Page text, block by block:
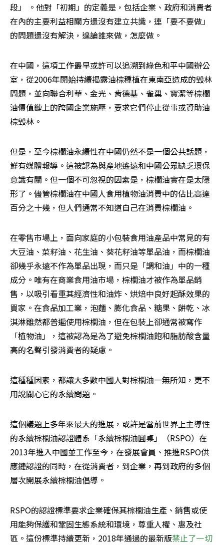
段」 。他對「初期」的定義是，包括企業、政府和消費者
在內的主要利益相關方還沒有建立共識，連「要不要做」
的問題還沒有解決，遑論誰來做，怎麼做。
在中國，這項工作最早或許可以追溯到綠色和平中國辦公
室，從2006年開始持續揭露油棕種植在東南亞造成的毀林
問題，並向聯合利華、金光、肯德基、雀巢、寶潔等棕櫚
油價值鏈上的跨國企業施壓，要求它們停止從事或資助油
棕毀林。
但是，至今棕櫚油永續性在中國仍然不是一個公共話題，
鮮有媒體報導。這被認為與產地遙遠和中國公眾缺乏環保
意識有關。但一個不可忽視的因素是，棕櫚油實在是太隱
形了。儘管棕櫚油在中國人食用植物油消費中的佔比高達
百分之十幾，但人們通常不知道自己在消費棕櫚油。
在零售市場上，面向家庭的小包裝食用油產品中常見的有
大豆油、菜籽油、花生油、葵花籽油等單品油，而棕櫚油
卻幾乎永遠不作為單品出現，而只是「調和油」中的一種
成分。唯有在商業食用油市場，棕櫚油才被作為單品銷
售，以吸引看重其經濟性和油炸、烘焙中良好起酥效果的
買家。在食品加工業，泡麵、膨化食品、糖果、餅乾、冰
淇淋雖然都普遍使用棕櫚油，但在包裝上卻通常被寫作
「植物油」，這被認為是為了避免棕櫚油飽和脂肪酸含量
高的名聲引發消費者的疑慮。
這種種因素，都讓大多數中國人對棕櫚油一無所知，更不
用說關心它的永續問題。
這個議題上多年來最大的進展，或許是當前世界上主導性
的永續棕櫚油認證體系「永續棕櫚油圓桌」（RSPO）在
2013年進入中國並工作至今，在發展會員、推進RSPO供
應鏈認證的同時，在從消費者，到企業，再到政府的多個
層次開展永續棕櫚油倡導。
RSPO的認證標準要求企業確保其棕櫚油生產、銷售或使
用能夠保護和鞏固生態系統和環境，尊重人權、惠及社
區。這份標準持續更新，2018年通過的最新版禁止了一切